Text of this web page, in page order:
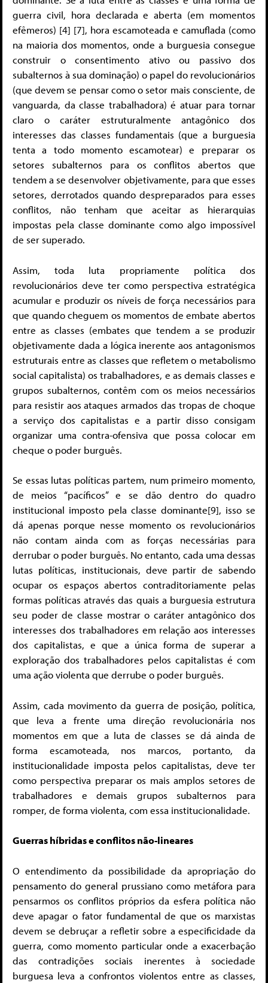
guerra civil, hora declarada e aberta (em momentos
efêmeros) [4] [7], hora escamoteada e camuflada (como
na maioria dos momentos, onde a burguesia consegue
construir o consentimento ativo ou passivo dos
subalternos à sua dominação) o papel do revolucionários
(que devem se pensar como o setor mais consciente, de
vanguarda, da classe trabalhadora) é atuar para tornar
claro o caráter estruturalmente antagônico dos
interesses das classes fundamentais (que a burguesia
tenta a todo momento escamotear) e preparar os
setores subalternos para os conflitos abertos que
tendem a se desenvolver objetivamente, para que esses
setores, derrotados quando despreparados para esses
conflitos, não tenham que aceitar as hierarquias
impostas pela classe dominante como algo impossível
de ser superado.
Assim, toda luta propriamente política dos
revolucionários deve ter como perspectiva estratégica
acumular e produzir os níveis de força necessários para
que quando cheguem os momentos de embate abertos
entre as classes (embates que tendem a se produzir
objetivamente dada a lógica inerente aos antagonismos
estruturais entre as classes que refletem o metabolismo
social capitalista) os trabalhadores, e as demais classes e
grupos subalternos, contêm com os meios necessários
para resistir aos ataques armados das tropas de choque
a serviço dos capitalistas e a partir disso consigam
organizar uma contra-ofensiva que possa colocar em
cheque o poder burguês.
Se essas lutas políticas partem, num primeiro momento,
de meios “pacíficos” e se dão dentro do quadro
institucional imposto pela classe dominante[9], isso se
dá apenas porque nesse momento os revolucionários
não contam ainda com as forças necessárias para
derrubar o poder burguês. No entanto, cada uma dessas
lutas políticas, institucionais, deve partir de sabendo
ocupar os espaços abertos contraditoriamente pelas
formas políticas através das quais a burguesia estrutura
seu poder de classe mostrar o caráter antagônico dos
interesses dos trabalhadores em relação aos interesses
dos capitalistas, e que a única forma de superar a
exploração dos trabalhadores pelos capitalistas é com
uma ação violenta que derrube o poder burguês.
Assim, cada movimento da guerra de posição, política,
que leva a frente uma direção revolucionária nos
momentos em que a luta de classes se dá ainda de
forma escamoteada, nos marcos, portanto, da
institucionalidade imposta pelos capitalistas, deve ter
como perspectiva preparar os mais amplos setores de
trabalhadores e demais grupos subalternos para
romper, de forma violenta, com essa institucionalidade.
Guerras híbridas e conflitos não-lineares
O entendimento da possibilidade da apropriação do
pensamento do general prussiano como metáfora para
pensarmos os conflitos próprios da esfera política não
deve apagar o fator fundamental de que os marxistas
devem se debruçar a refletir sobre a especificidade da
guerra, como momento particular onde a exacerbação
das contradições sociais inerentes à sociedade
burguesa leva a confrontos violentos entre as classes,